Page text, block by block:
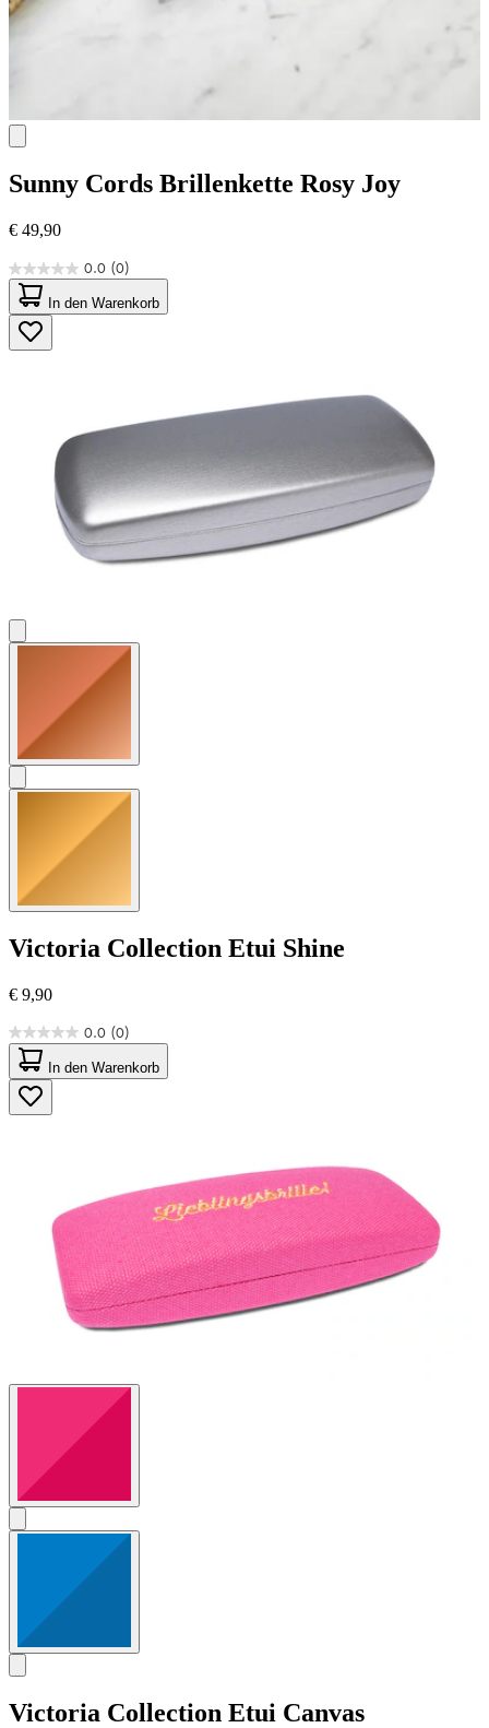
Sunny Cords Brillenkette Rosy Joy
€ 49,90
0.0 (0)
0.0
von
5
Sternen.
In den Warenkorb
Victoria Collection Etui Shine
€ 9,90
0.0 (0)
0.0
von
5
Sternen.
In den Warenkorb
Victoria Collection Etui Canvas